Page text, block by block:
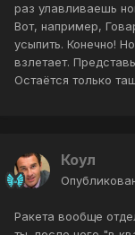
раз улавливаешь
Вот, например,
усыпить. Конечно!
взлетает.
Остаётся только
Коул
Ракета вообще